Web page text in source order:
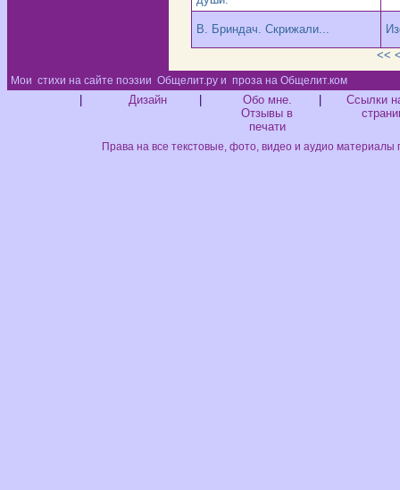
В. Бриндач. Скрижали...
<<
Мои стихи на сайте поэзии Общелит.ру и проза на Общелит.ком
Дизайн
Обо мне.
Отзывы в
печати
Ссылки
Права на все текстовые, фото, видео и аудио